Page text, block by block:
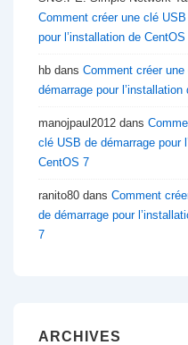
Comment créer une clé
pour l’installation de CentOS
hb dans Comment créer
démarrage pour l’installation
manojpaul2012 dans
clé USB de démarrage pour
CentOS 7
ranito80 dans Comment
de démarrage pour
7
ARCHIVES